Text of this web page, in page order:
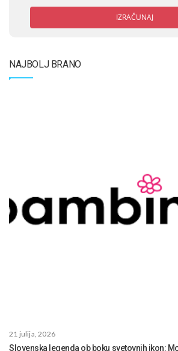
IZRAČUNAJ
NAJBOLJ BRANO
21 julija, 2026
Slovenska legenda ob boku svetovnih ikon: